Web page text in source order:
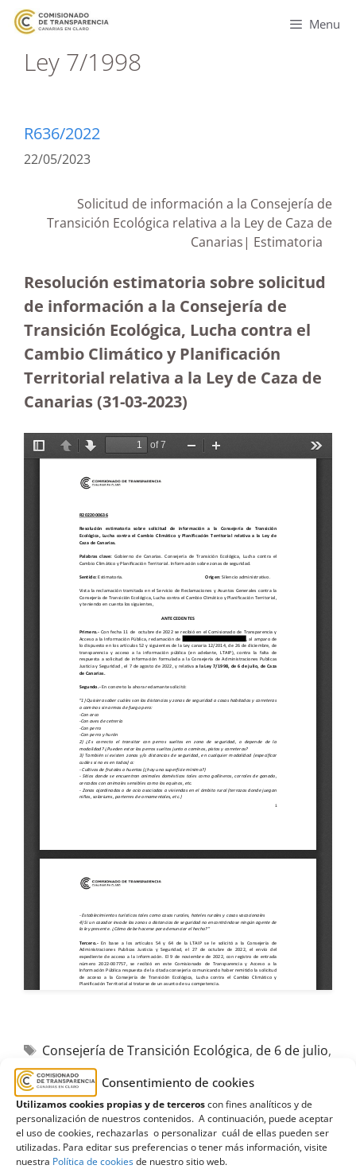
Consentimiento de cookies
Utilizamos cookies propias y de terceroscon fines analíticos y de
personalización de nuestros contenidos. A continuación, puede aceptar
el uso de cookies, rechazarlas o personalizar cuál de ellas pueden ser
utilizadas. Para editar sus preferencias o tener más información, visite
nuestra Política de cookiesde nuestro sitio web.
Menu
Ley 7/1998
R636/2022
22/05/2023
Solicitud de información a la Consejería de
Transición Ecológica relativa a la Ley de Caza de
Canarias| Estimatoria
Resolución estimatoria sobre solicitud
de información a la Consejería de
Transición Ecológica, Lucha contra el
Cambio Climático y Planificación
Territorial relativa a la Ley de Caza de
Canarias (31-03-2023)
Consejería de Transición Ecológica, de 6 de julio,
de Caza de Canarias
Gobierno de Canarias
Cambio Climático y Planificación Territorial,zonas
de seguridad